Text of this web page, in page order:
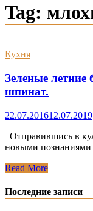
Tag:
Кухня
Зеленые
шпинат.
22.07.201612.07.2019
Отправившись в
новыми познаниями
Зеленые
блюда.
Млохия
Read More
Последние записи